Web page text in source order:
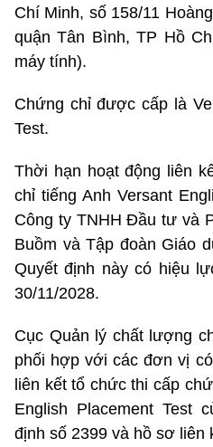
Chí Minh, số 158/11
quận Tân Bình, TP Hồ
máy tính).
Chứng chỉ được cấp là
Test.
Thời hạn hoạt động liên
chỉ tiếng Anh Versant
Công ty TNHH Đầu tư và
Buồm và Tập đoàn Giáo
Quyết định này có hiệu
30/11/2028.
Cục Quản lý chất lượng
phối hợp với các đơn vị
liên kết tổ chức thi cấp
English Placement Test
định số 2399 và hồ sơ liên